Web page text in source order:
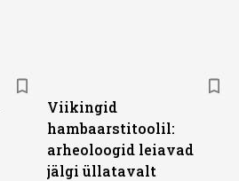
Viikingid
hambaarstitoolil:
arheoloogid leiavad
jälgi üllatavalt